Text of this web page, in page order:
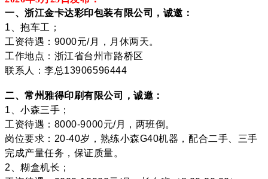
一、浙江金卡达彩印包装有限公司，诚邀：
1、抱车工；
工资待遇：9000元/月，月休两天。
工作地点：浙江省台州市路桥区
联系人：李总13906596444
二、常州雅得印刷有限公司，诚邀：
1、小森三手；
工资待遇：8000-9000元/月，两班倒。
岗位要求：20-40岁，熟练小森G40机器，配合二手、三手
完成产量任务，保证质量。
2、糊盒机长；